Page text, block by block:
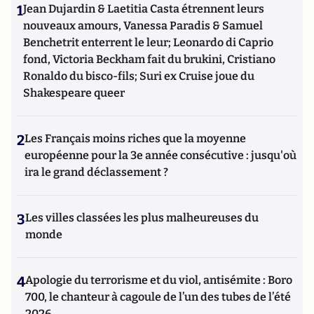
1Jean Dujardin & Laetitia Casta étrennent leurs
nouveaux amours, Vanessa Paradis & Samuel
Benchetrit enterrent le leur; Leonardo di Caprio
fond, Victoria Beckham fait du brukini, Cristiano
Ronaldo du bisco-fils; Suri ex Cruise joue du
Shakespeare queer
2Les Français moins riches que la moyenne
européenne pour la 3e année consécutive : jusqu'où
ira le grand déclassement ?
3Les villes classées les plus malheureuses du
monde
4Apologie du terrorisme et du viol, antisémite : Boro
700, le chanteur à cagoule de l’un des tubes de l’été